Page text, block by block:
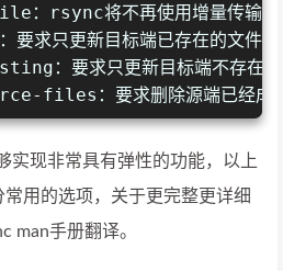
rsync将不再使用增量传输，而
只更新目标端已存在的文件，目
：要求只更新目标端不存在的
files：要求删除源端已经成功
实现非常具有弹性的功能，以上
用的选项，关于更完整更详细
man手册翻译。